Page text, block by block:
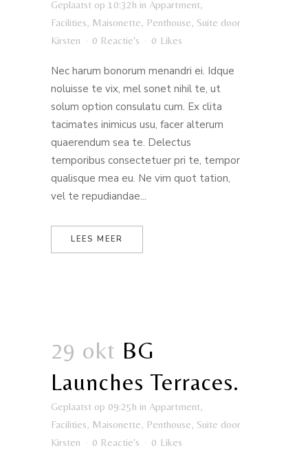
Geplaatst op 10:32h in Appartment,
Facilities, Maisonette, Penthouse, Suite door
Kirsten
0 Reactie's 0 Likes
Nec harum bonorum menandri ei. Idque
noluisse te vix, mel sonet nihil te, ut
solum option consulatu cum. Ex clita
tacimates inimicus usu, facer alterum
quaerendum sea te. Delectus
temporibus consectetuer pri te, tempor
qualisque mea eu. Ne vim quot tation,
vel te repudiandae...
LEES MEER
29 okt BG
Launches Terraces.
Geplaatst op 09:25h in Appartment,
Facilities, Maisonette, Penthouse, Suite door
Kirsten
0 Reactie's 0 Likes